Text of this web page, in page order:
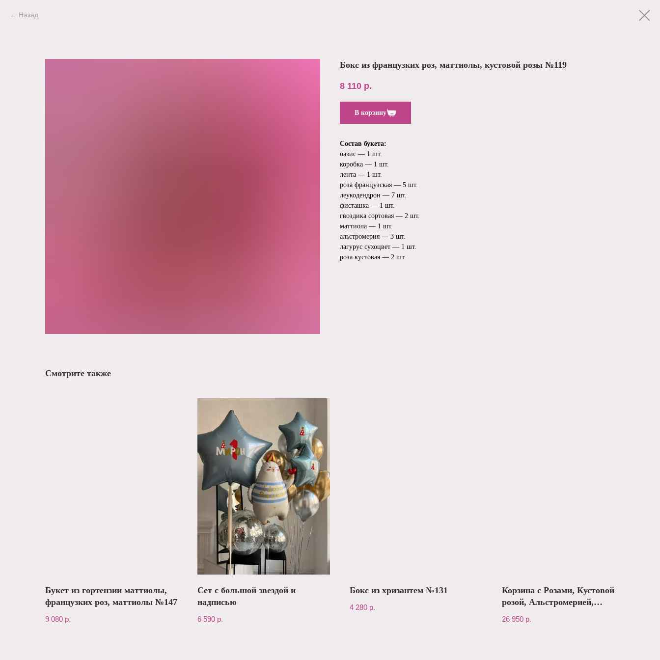
Назад
Бокс из французких роз, маттиолы, кустовой розы №119
8 110 р.
В корзину
Состав букета:
оазис — 1 шт.
коробка — 1 шт.
лента — 1 шт.
роза французская — 5 шт.
леукодендрон — 7 шт.
фисташка — 1 шт.
гвоздика сортовая — 2 шт.
маттиола — 1 шт.
альстромерия — 3 шт.
лагурус сухоцвет — 1 шт.
роза кустовая — 2 шт.
Смотрите также
Букет из гортензии маттиолы,
французких роз, маттиолы №147
9 080 р.
Сет с большой звездой и
надписью
6 590 р.
Бокс из хризантем №131
4 280 р.
Корзина с Розами, Кустовой
розой, Альстромерией,
Эустомой, Диантусами №204
26 950 р.